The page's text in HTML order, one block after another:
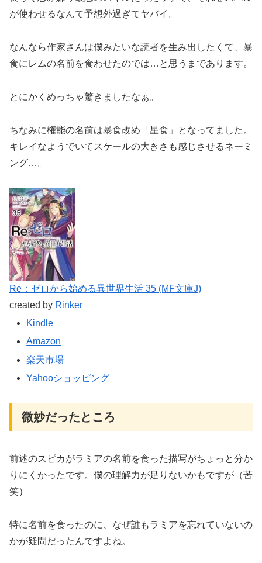
が使わせるなんて予想外過ぎてヤバイ。
なんなら作家さんは僕みたいな読者を生み出したくて、暴
食にレムの名前を食わせたのでは…と思うまであります。
とにかくめっちゃ驚きましたなぁ。
ちなみに権能の名前は暴食改め「星食」となってました。
キレイなようでいてスケールの大きさも感じさせるネーミ
ング…。
Re：ゼロから始める異世界生活 35 (MF文庫J)
created by Rinker
Kindle
Amazon
楽天市場
Yahooショッピング
微妙だったところ
前述のスピカがラミアの名前を食った描写がちょっと分か
りにくかったです。僕の理解力が足りないかもですが（苦
笑）
特に名前を食ったのに、なぜ誰もラミアを忘れていないの
かが疑問だったんですよね。